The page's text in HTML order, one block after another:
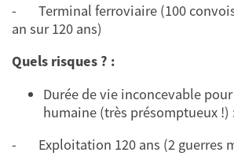
- Terminal ferroviaire (100 convois
an sur 120 ans)
Quels risques ? :
Durée de vie inconcevable
humaine (très présomptueux !)
- Exploitation 120 ans (2 guerres